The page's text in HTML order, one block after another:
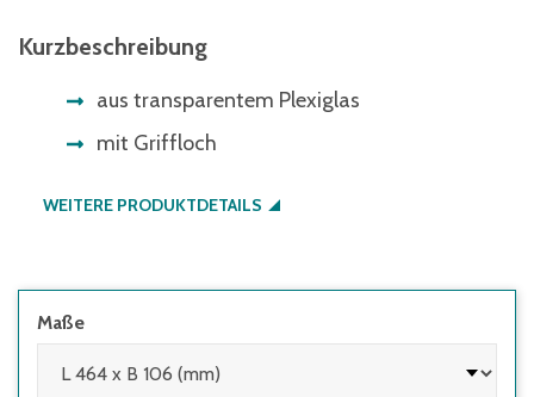
Kurzbeschreibung
aus transparentem Plexiglas
mit Griffloch
WEITERE PRODUKTDETAILS
Maße